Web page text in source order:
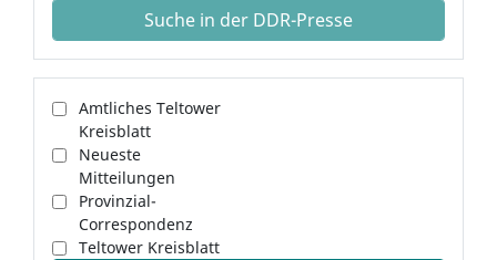
Suche in der DDR-Presse
Amtliches Teltower
Kreisblatt
Neueste
Mitteilungen
Provinzial-
Correspondenz
Teltower Kreisblatt